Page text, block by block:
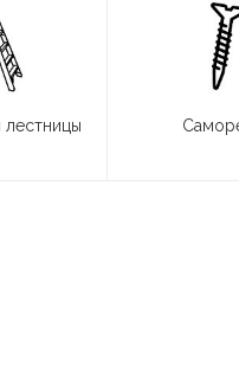
лестницы